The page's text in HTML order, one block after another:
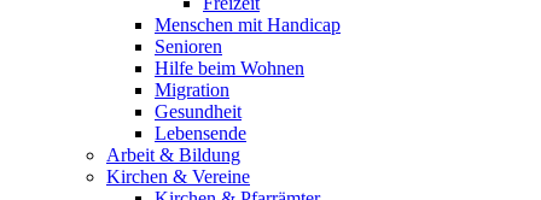
Menschen mit Handicap
Senioren
Hilfe beim Wohnen
Migration
Gesundheit
Lebensende
Arbeit & Bildung
Kirchen & Vereine